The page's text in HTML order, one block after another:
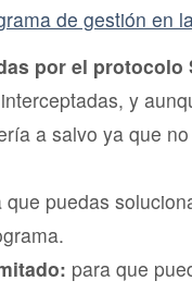
de gestión en
por el protocolo
y
a salvo ya que
que puedas
para que